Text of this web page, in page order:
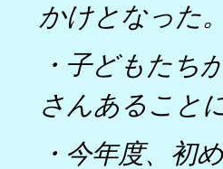
かけとなった
・子どもたち
さんあること
・今年度、初